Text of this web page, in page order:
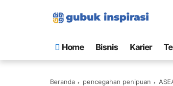
Home Bisnis Karier
Beranda pencegahan penipuan